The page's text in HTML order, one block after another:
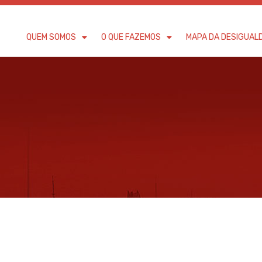
QUEM SOMOS O QUE FAZEMOS MAPA DA